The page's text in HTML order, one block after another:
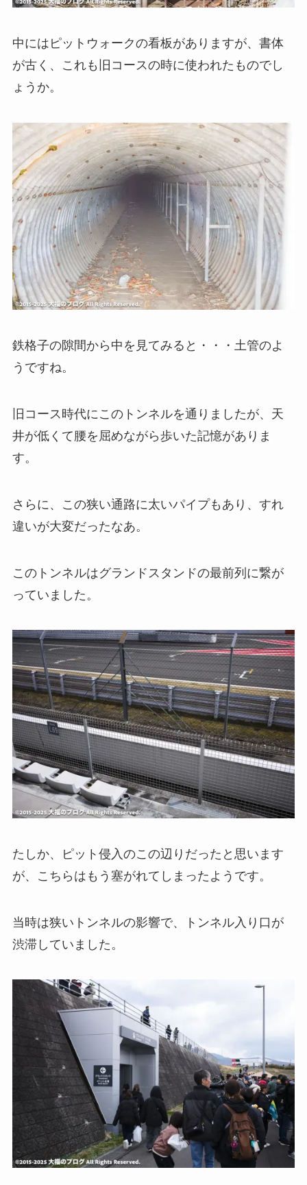
中にはピットウォークの看板がありますが、書体
が古く、これも旧コースの時に使われたものでし
ょうか。
鉄格子の隙間から中を見てみると・・・土管のよ
うですね。
旧コース時代にこのトンネルを通りましたが、天
井が低くて腰を屈めながら歩いた記憶がありま
す。
さらに、この狭い通路に太いパイプもあり、すれ
違いが大変だったなあ。
このトンネルはグランドスタンドの最前列に繋が
っていました。
たしか、ピット侵入のこの辺りだったと思います
が、こちらはもう塞がれてしまったようです。
当時は狭いトンネルの影響で、トンネル入り口が
渋滞していました。